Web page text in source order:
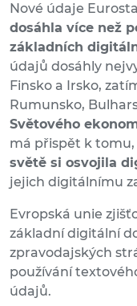
Nové údaje
dosáhla více než
základních
údajů dosáhly
Finsko a Irsko,
Rumunsko,
Světového
má přispět k tomu,
světě si osvojila
jejich digitálnímu
Evropská unie
základní digitální
zpravodajských
používání
údajů.